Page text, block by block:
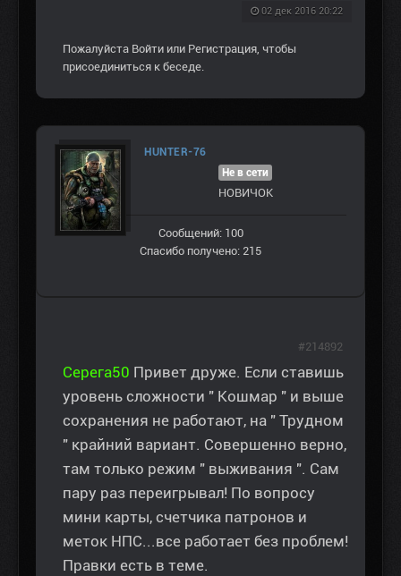
02 дек 2016 20:22
Пожалуйста Войти или Регистрация, чтобы
присоединиться к беседе.
HUNTER-76
Не в сети
НОВИЧОК
Сообщений: 100
Спасибо получено: 215
Серега50 Привет друже. Если ставишь
уровень сложности " Кошмар " и выше
сохранения не работают, на " Трудном
" крайний вариант. Совершенно верно,
там только режим " выживания ". Сам
пару раз переигрывал! По вопросу
мини карты, счетчика патронов и
меток НПС...все работает без проблем!
Правки есть в теме.
#214892